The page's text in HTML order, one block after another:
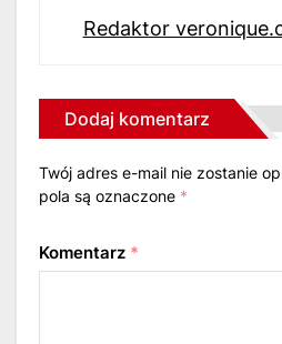
Redaktor
Dodaj komentarz
Twój adres e-mail nie zostanie
pola są oznaczone *
Komentarz *